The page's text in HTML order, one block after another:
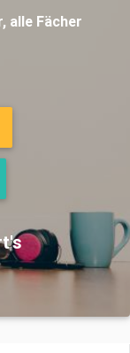
alle Fächer